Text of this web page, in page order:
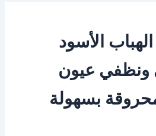
الأسود
ونظفي عيون
بسهولة